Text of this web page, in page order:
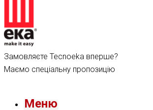
Замовляєте Tecnoeka вперше?
Маємо спеціальну пропозицію
Меню